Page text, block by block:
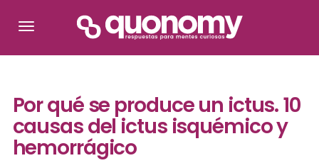
Por qué se produce un ictus. 10
causas del ictus isquémico y
hemorrágico